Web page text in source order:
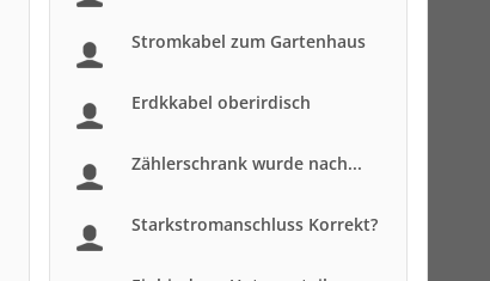
Stromkabel zum Gartenhaus
Erdkkabel oberirdisch
Zählerschrank wurde nach...
Starkstromanschluss Korrekt?